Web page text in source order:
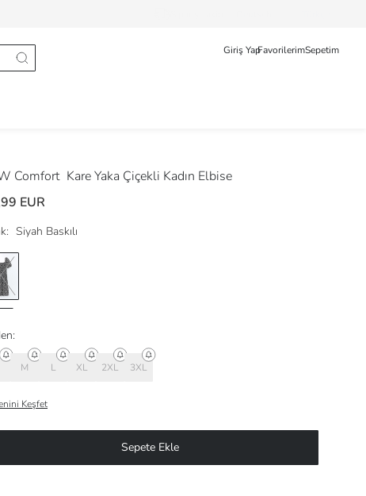
Giriş YapFavorilerimSepetim
Comfort Kare Yaka Çiçekli Kadın Elbise
EUR
Siyah Baskılı
M L XL 2XL 3XL
Keşfet
Sepete Ekle